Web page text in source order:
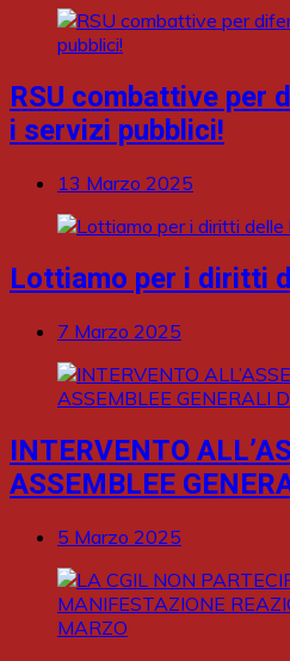
RSU combattive per
i servizi pubblici!
13 Marzo 2025
Lottiamo per i diritti
7 Marzo 2025
INTERVENTO
ASSEMBLEE
5 Marzo 2025